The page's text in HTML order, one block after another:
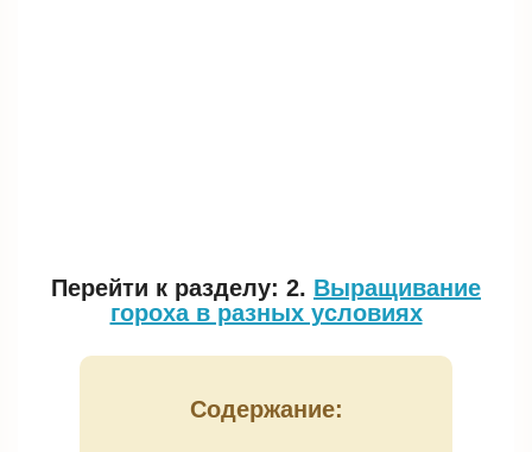
Перейти к разделу: 2. Выращивание
гороха в разных условиях
Содержание: